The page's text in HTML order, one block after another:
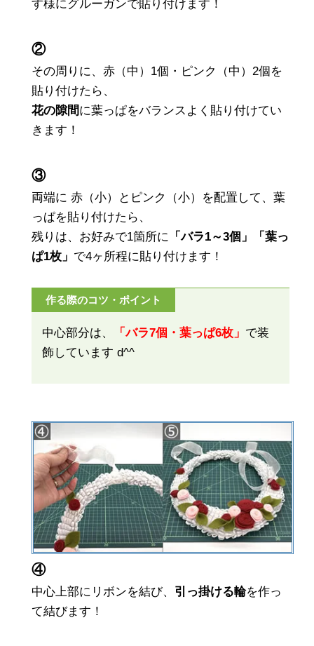
す様にグルーガンで貼り付けます！
②
その周りに、赤（中）1個・ピンク（中）2個を
貼り付けたら、
花の隙間に葉っぱをバランスよく貼り付けてい
きます！
③
両端に 赤（小）とピンク（小）を配置して、葉
っぱを貼り付けたら、
残りは、お好みで1箇所に
「バラ1～3個」「葉っ
ぱ1枚」 で4ヶ所程に貼り付けます！
作る際のコツ・ポイント
中心部分は、 「バラ7個・葉っぱ6枚」 で装
飾しています d^^
④
中心上部にリボンを結び、 引っ掛ける輪を作っ
て結びます！